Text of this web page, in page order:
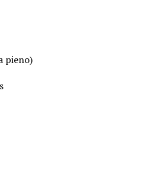
pieno)